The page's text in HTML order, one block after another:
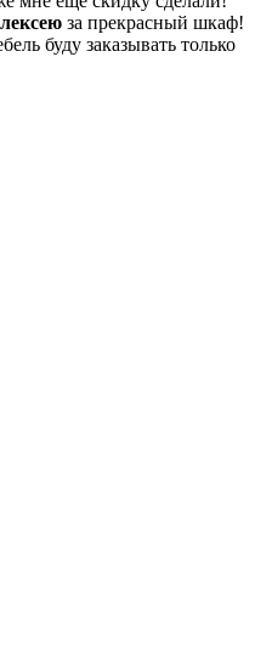
за прекрасный шкаф!
буду заказывать только